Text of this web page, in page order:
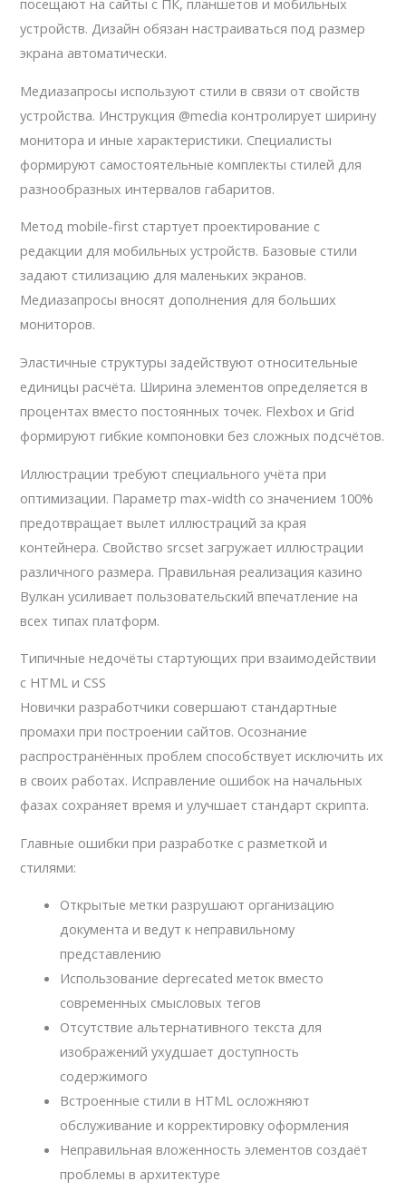
посещают на сайты с ПК, планшетов и мобильных
устройств. Дизайн обязан настраиваться под размер
экрана автоматически.
Медиазапросы используют стили в связи от свойств
устройства. Инструкция @media контролирует ширину
монитора и иные характеристики. Специалисты
формируют самостоятельные комплекты стилей для
разнообразных интервалов габаритов.
Метод mobile-first стартует проектирование с
редакции для мобильных устройств. Базовые стили
задают стилизацию для маленьких экранов.
Медиазапросы вносят дополнения для больших
мониторов.
Эластичные структуры задействуют относительные
единицы расчёта. Ширина элементов определяется в
процентах вместо постоянных точек. Flexbox и Grid
формируют гибкие компоновки без сложных подсчётов.
Иллюстрации требуют специального учёта при
оптимизации. Параметр max-width со значением 100%
предотвращает вылет иллюстраций за края
контейнера. Свойство srcset загружает иллюстрации
различного размера. Правильная реализация казино
Вулкан усиливает пользовательский впечатление на
всех типах платформ.
Типичные недочёты стартующих при взаимодействии
с HTML и CSS
Новички разработчики совершают стандартные
промахи при построении сайтов. Осознание
распространённых проблем способствует исключить их
в своих работах. Исправление ошибок на начальных
фазах сохраняет время и улучшает стандарт скрипта.
Главные ошибки при разработке с разметкой и
стилями:
Открытые метки разрушают организацию
документа и ведут к неправильному
представлению
Использование deprecated меток вместо
современных смысловых тегов
Отсутствие альтернативного текста для
изображений ухудшает доступность
содержимого
Встроенные стили в HTML осложняют
обслуживание и корректировку оформления
Неправильная вложенность элементов создаёт
проблемы в архитектуре